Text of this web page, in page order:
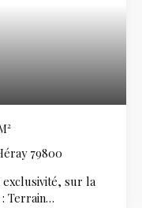
79800
exclusivité, sur la
Terrain